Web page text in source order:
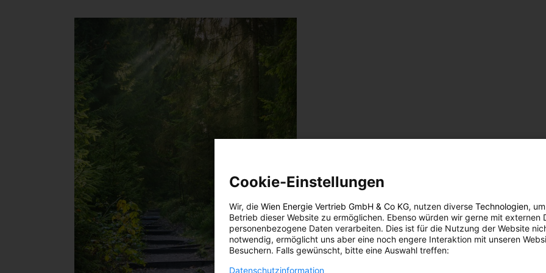
Cookie-Einstellungen
Wir, die Wien Energie Vertrieb GmbH & Co KG, nutzen diverse Technologien,
Betrieb dieser Website zu ermöglichen. Ebenso würden wir gerne mit externen
personenbezogene Daten verarbeiten. Dies ist für die Nutzung der Website
notwendig, ermöglicht uns aber eine noch engere Interaktion mit unseren
Besuchern. Falls gewünscht, bitte eine Auswahl treffen:
Datenschutzinformation